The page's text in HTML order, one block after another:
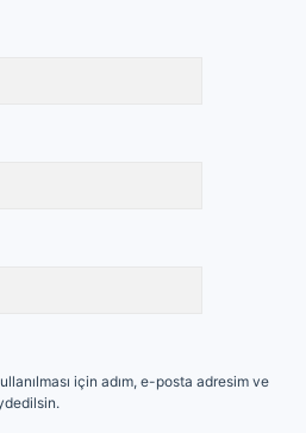
için adım, e-posta adresim ve